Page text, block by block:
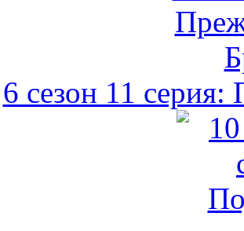
6 сезон 11